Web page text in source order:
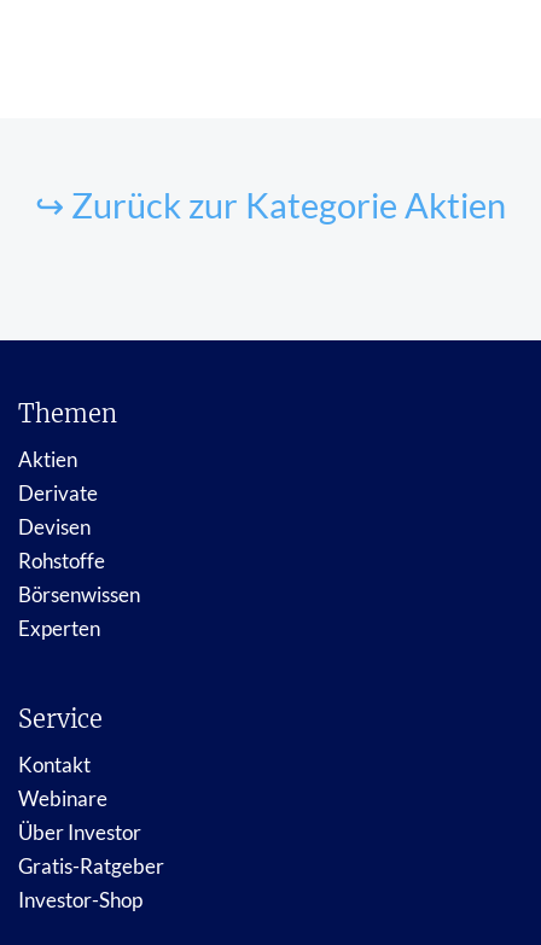
↪ Zurück zur Kategorie Aktien
Themen
Aktien
Derivate
Devisen
Rohstoffe
Börsenwissen
Experten
Service
Kontakt
Webinare
Über Investor
Gratis-Ratgeber
Investor-Shop